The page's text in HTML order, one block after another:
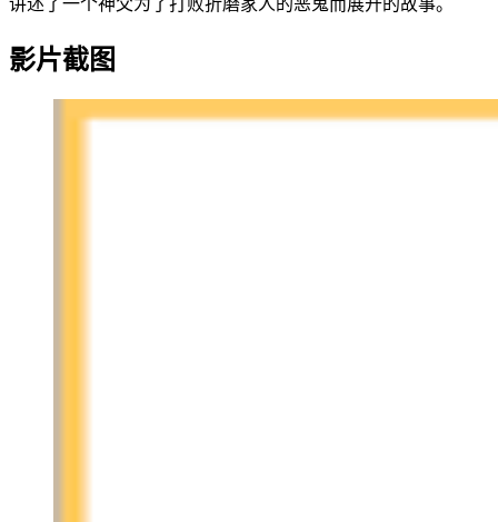
讲述了一个神父为了打败折磨家人的恶鬼而展开的故事。
影片截图